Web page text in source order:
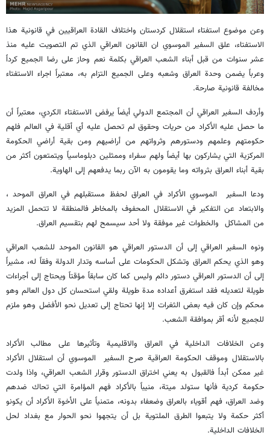
وعن موضوع استفتاء استقلال كردستان واختلاف القادة العراقيين في قانونية هذا
الاستفتاء، علق السفير الموسوي ان القانون العراقي الذي تم التصويت عليه منذ
عشر سنوات من قبل أبناء الشعب العراقي بكلمة نعم وحاز على رضا الجميع كرداً
وعرباً يضمن وحدة العراق وشعبه وعلى الجميع التزام به، معتبراً اجراء الاستفتاء
مخالفة قانونية صارحة.
وأردف السفير العراقي أن المجتمع الدولي أيضاً يرفض الاستفتاء الكردي، معتبراً أن
ما حصل عليه الأكراد من حريات وحقوق لم تحصل عليه أي أقلية في العالم فلهم
حكومتهم وعلمهم ودستورهم وثرواتهم من أراضيهم ومن بقية أراضي الحكومة
المركزية التي يشاركون بها أيضاً ولهم سفراء وممثلين دبلوماسياً ويتمتعون أكثر من
بقية أبناء العراق بثرواته وما يقومون به الآن ربما يدفعهم إلى الهاوية.
ودعا السفير الموسوي الأكراد في العراق لحفظ مستقبلهم في العراق الموحد ،
والابتعاد عن التفكير في الاستقلال المحفوف بالمخاطر فالمنطقة لا تتحمل المزيد
من المشاكل والخطوات غير موفقة ولا أحد سيسمح لهم بتقسيم العراق.
ونوه السفير العراقي إلى أن الدستور العراقي هو القانون الموحد للشعب العراقي
وهو الذي يحكم العراق وتشكل الحكومات على أساسه وتدار الدولة وفقاً له، مشيراً
إلى أن الدستور العراقي دستور دائم وليس كما كان سابقاً مؤقتاً ويحتاج إلى أجراءات
طويلة لتعديله فقد استغرق أعداده مدة طويلة ولقي استحسان كل دول العالم وهو
محكم وإن كان فيه بعض الثغرات إلا إنها تحتاج إلى تعديل نحو الأفضل وهو ملزم
للجميع لأنه أقر بموافقة الشعب.
وعن الخلافات الداخلية في العراق والاقليمية وتأثيرها على مطالب الأكراد
بالاستقلال وموقف الحكومة العراقية صرح السفير الموسوي أن استقلال الأكراد
غير ممكن أبداً فالقبول به يعني اختراق الدستور وقرار الشعب العراقي، واذا ولدت
حكومة كردية فأنها ستولد ميتة، منيباً بالأكراد فهم المؤامرة التي تحاك ضدهم
وضد العراق، فهم أقوياء بالعراق وضعفاء بدونه، متمنياً على الأخوة الأكراد أن يكونو
أكثر حكمة ولا يتبعوا الطرق الملتوية بل أن يتجهوا نحو الحوار مع بغداد لحل
الخلافات الداخلية.